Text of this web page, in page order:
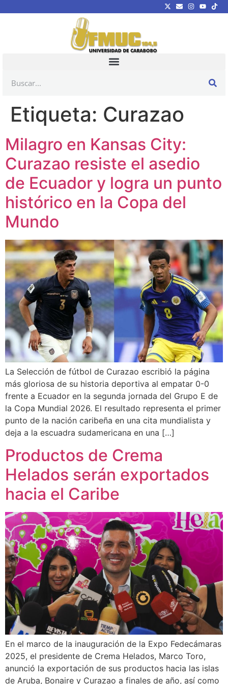
Etiqueta: Curazao
Milagro en Kansas City:
Curazao resiste el asedio
de Ecuador y logra un punto
histórico en la Copa del
Mundo
La Selección de fútbol de Curazao escribió la página
más gloriosa de su historia deportiva al empatar 0-0
frente a Ecuador en la segunda jornada del Grupo E de
la Copa Mundial 2026. El resultado representa el primer
punto de la nación caribeña en una cita mundialista y
deja a la escuadra sudamericana en una […]
Productos de Crema
Helados serán exportados
hacia el Caribe
En el marco de la inauguración de la Expo Fedecámaras
2025, el presidente de Crema Helados, Marco Toro,
anunció la exportación de sus productos hacia las islas
de Aruba, Bonaire y Curazao a finales de año, así como